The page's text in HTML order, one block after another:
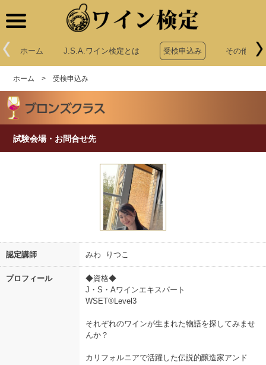
ホーム J.S.A.ワイン検定とは 受検申込み その他申込
ホーム >受検申込み
試験会場・お問合せ先
認定講師 みわ りつこ
プロフィール
◆資格◆
J・S・Aワインエキスパート
WSET®️Level3
それぞれのワインが生まれた物語を探してみませ
んか？
カリフォルニアで活躍した伝説的醸造家アンド